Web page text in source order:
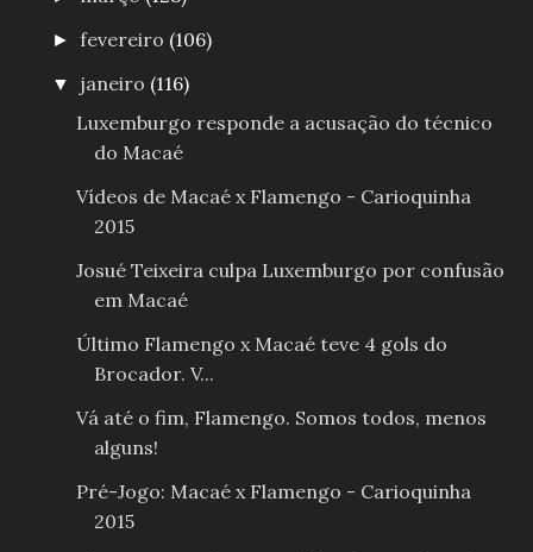
►fevereiro (106)
▼ janeiro (116)
Luxemburgo responde a acusação do técnico
do Macaé
Vídeos de Macaé x Flamengo - Carioquinha
2015
Josué Teixeira culpa Luxemburgo por confusão
em Macaé
Último Flamengo x Macaé teve 4 gols do
Brocador. V...
Vá até o fim, Flamengo. Somos todos, menos
alguns!
Pré-Jogo: Macaé x Flamengo - Carioquinha
2015